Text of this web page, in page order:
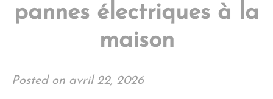
pannes électriques à la
maison
Posted on avril 22, 2026